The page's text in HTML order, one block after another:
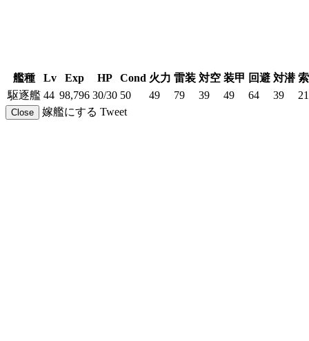
艦種 Lv Exp HP Cond 火力 雷装 対空 装甲 回避 対潜
駆逐艦 44 98,796 30/30 50 49 79 39 49 64 39 21
Close 嫁艦にする Tweet